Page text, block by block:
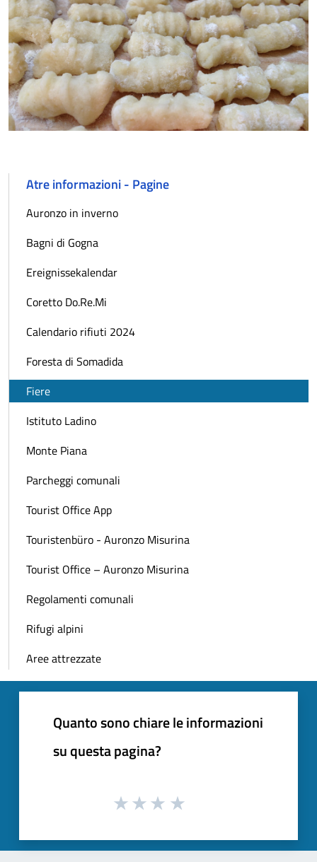
Atre informazioni - Pagine
Auronzo in inverno
Bagni di Gogna
Ereignissekalendar
Coretto Do.Re.Mi
Calendario rifiuti 2024
Foresta di Somadida
Fiere
Istituto Ladino
Monte Piana
Parcheggi comunali
Tourist Office App
Touristenbüro - Auronzo Misurina
Tourist Office – Auronzo Misurina
Regolamenti comunali
Rifugi alpini
Aree attrezzate
Quanto sono chiare le informazioni
su questa pagina?